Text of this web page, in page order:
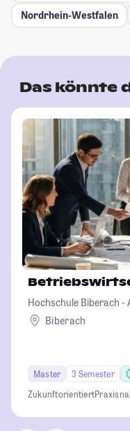
Nordrhein-Westfalen
Das könnte
Hochschule Biberach
Betriebswirtschaft und
Biberach
Master 3 Semester
Zukunftorientiert